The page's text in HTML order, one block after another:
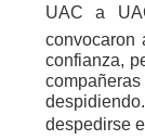
UAC a
convocaron
confianza,
despedirse